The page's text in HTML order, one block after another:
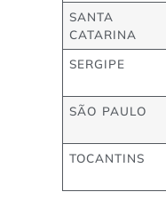
SANTA
CATARINA
SERGIPE
SÃO PAULO
TOCANTINS